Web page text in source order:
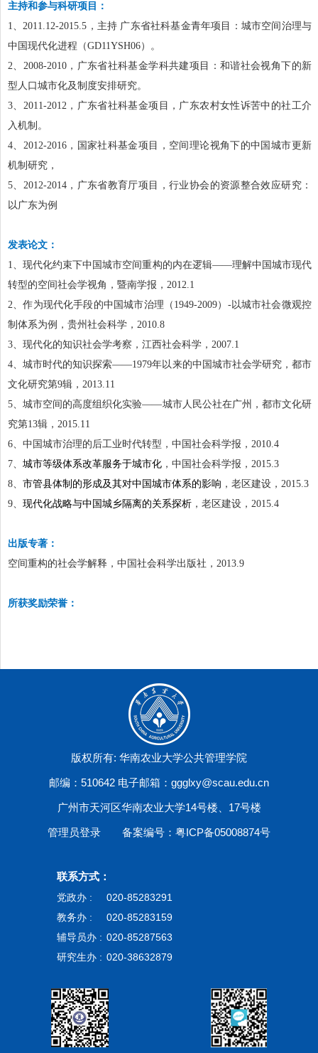
主持和参与科研项目：
1、2011.12-2015.5 ，主持 广东省社科基金青年项目：城市空间治理与
中国现代化进程（GD11YSH06）。
2、 2008-2010，广东省社科基金学科共建项目：和谐社会视角下的新
型人口城市化及制度安排研究。
3、 2011-2012，广东省社科基金项目，广东农村女性诉苦中的社工介
入机制。
4、 2012-2016，国家社科基金项目，空间理论视角下的中国城市更新
机制研究，
5、 2012-2014，广东省教育厅项目，行业协会的资源整合效应研究：
以广东为例
发表论文：
1、现代化约束下中国城市空间重构的内在逻辑——理解中国城市现代
转型的空间社会学视角，暨南学报， 2012.1
2、作为现代化手段的中国城市治理（ 1949-2009） -以城市社会微观控
制体系为例，贵州社会科学， 2010.8
3、现代化的知识社会学考察，江西社会科学， 2007.1
4、城市时代的知识探索——1979年以来的中国城市社会学研究，都市
文化研究第9辑， 2013.11
5、城市空间的高度组织化实验——城市人民公社在广州，都市文化研
究第13辑， 2015.11
6、中国城市治理的后工业时代转型，中国社会科学报， 2010.4
7、 城市等级体系改革服务于城市化 ，中国社会科学报， 2015.3
8、 市管县体制的形成及其对中国城市体系的影响 ，老区建设， 2015.3
9、 现代化战略与中国城乡隔离的关系探析 ，老区建设， 2015.4
出版专著：
空间重构的社会学解释，中国社会科学出版社， 2013.9
所获奖励荣誉：
版权所有: 华南农业大学公共管理学院
邮编：510642 电子邮箱：ggglxy@scau.edu.cn
广州市天河区华南农业大学14号楼、17号楼
管理员登录 备案编号：粤ICP备05008874号
联系方式：
党政办 :
020-85283291
教务办 :
020-85283159
辅导员办 : 020-85287563
研究生办 : 020-38632879